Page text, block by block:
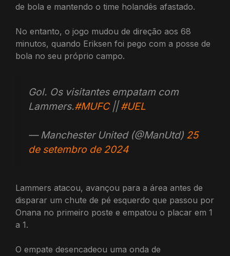
de bola e mantendo o time holandês afastado.
No entanto, o jogo mudou de direção aos 68
minutos, quando Eriksen foi pego com a posse de
bola no seu próprio campo.
Gol. Os visitantes empatam com
Lammers.#MUFC||#UEL
— Manchester United (@ManUtd) 25
de setembro de 2024
Lammers atacou, avançou para a área antes de
disparar um chute de pé esquerdo que passou por
Onana no primeiro poste e empatou o placar em 1
a 1.
O empate desencadeou uma onda de